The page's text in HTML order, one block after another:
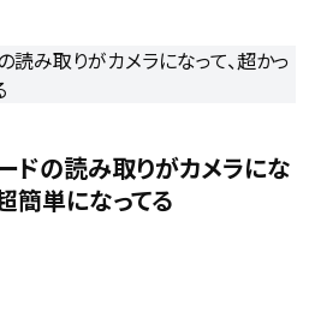
の読み取りがカメラにな
簡単になってる